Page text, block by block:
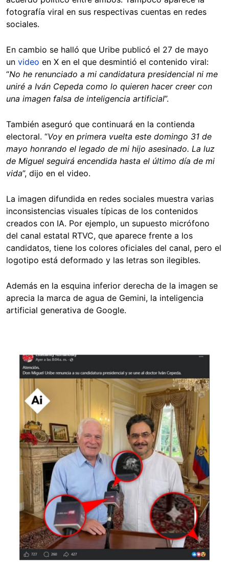
fotografía viral en sus respectivas cuentas en redes
sociales.
En cambio se halló que Uribe publicó el 27 de mayo
un video en X en el que desmintió el contenido viral:
“No he renunciado a mi candidatura presidencial ni me
uniré a Iván Cepeda como lo quieren hacer creer con
una imagen falsa de inteligencia artificial”.
También aseguró que continuará en la contienda
electoral. “Voy en primera vuelta este domingo 31 de
mayo honrando el legado de mi hijo asesinado. La luz
de Miguel seguirá encendida hasta el último día de mi
vida”, dijo en el video.
La imagen difundida en redes sociales muestra varias
inconsistencias visuales típicas de los contenidos
creados con IA. Por ejemplo, un supuesto micrófono
del canal estatal RTVC, que aparece frente a los
candidatos, tiene los colores oficiales del canal, pero el
logotipo está deformado y las letras son ilegibles.
Además en la esquina inferior derecha de la imagen se
aprecia la marca de agua de Gemini, la inteligencia
artificial generativa de Google.